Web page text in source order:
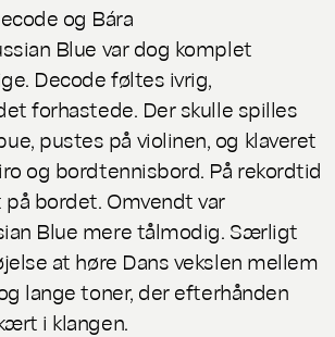
og Bára
Blue var dog komplet
Decodeføltes ivrig,
forhastede. Der skulle spilles
pustes på violinen, og klaveret
og bordtennisbord. På rekordtid
bordet. Omvendt var
Blue mere tålmodig. Særligt
at høre Dans vekslen mellem
lange toner, der efterhånden
i klangen.